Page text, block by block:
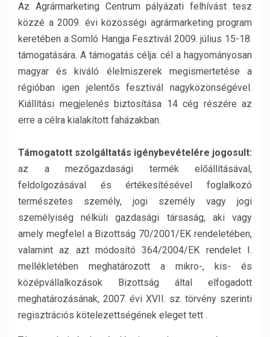
Az Agrármarketing Centrum pályázati felhívást tesz
közzé a 2009. évi közösségi agrármarketing program
keretében a Somló Hangja Fesztivál 2009. július 15-18.
támogatására. A támogatás célja: cél a hagyományosan
magyar és kiváló élelmiszerek megismertetése a
régióban igen jelentős fesztivál nagyközönségével.
Kiállítási megjelenés biztosítása 14 cég részére az
erre a célra kialakított faházakban.
Támogatott szolgáltatás igénybevételére jogosult:
az a mezőgazdasági termék előállításával,
feldolgozásával és értékesítésével foglalkozó
természetes személy, jogi személy vagy jogi
személyiség nélküli gazdasági társaság, aki vagy
amely megfelel a Bizottság 70/2001/EK rendeletében,
valamint az azt módosító 364/2004/EK rendelet I.
mellékletében meghatározott a mikro-, kis- és
középvállalkozások Bizottság által elfogadott
meghatározásának, 2007. évi XVII. sz. törvény szerinti
regisztrációs kötelezettségének eleget tett .